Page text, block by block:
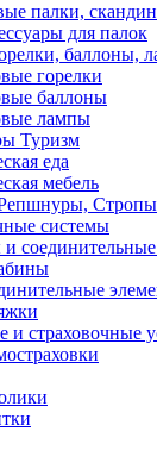
палки,
для палок
баллоны,
горелки
баллоны
лампы
Туризм
еда
мебель
Стропы
системы
и страховочные